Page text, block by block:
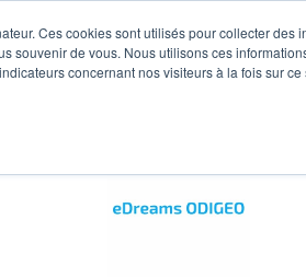
Ces cookies sont utilisés pour collecter
souvenir de vous. Nous utilisons ces
concernant nos visiteurs à la fois sur